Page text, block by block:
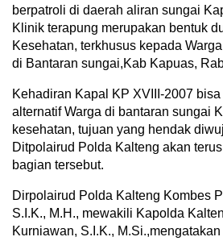
berpatroli di daerah aliran sungai
Klinik terapung merupakan bentuk
Kesehatan, terkhusus kepada
di Bantaran sungai,Kab Kapuas,
Kehadiran Kapal KP XVIII-2007
alternatif Warga di bantaran sungai
kesehatan, tujuan yang hendak
Ditpolairud Polda Kalteng akan
bagian tersebut.
Dirpolairud Polda Kalteng Kombes
S.I.K., M.H., mewakili Kapolda
Kurniawan, S.I.K.,